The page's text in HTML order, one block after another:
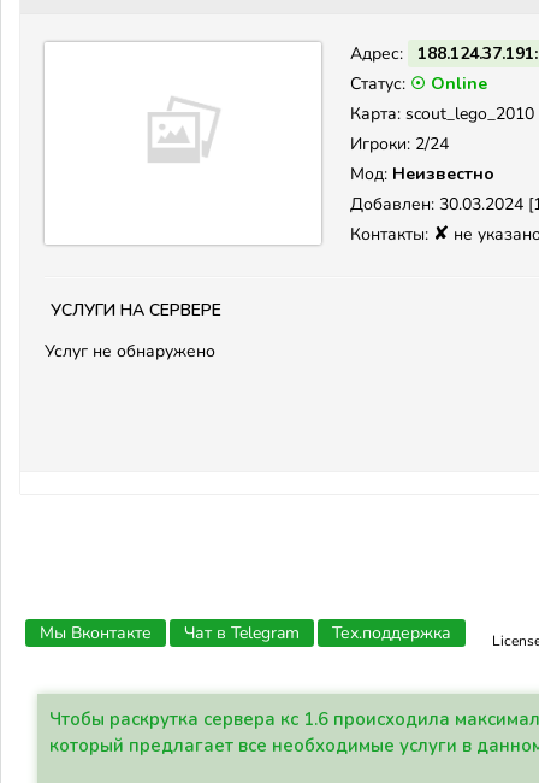
Адрес:
Статус: ☉ Online
Карта: scout_lego_2010
Игроки: 2/24
Мод: Неизвестно
Добавлен: 30.03.2024
Контакты: ✘ не
Услуги на сервере
Услуг не обнаружено
Мы Вконтакте Чат в Telegram Тех.поддержка
Чтобы раскрутка сервера кс 1.6 происходила
который предлагает все необходимые услуги в